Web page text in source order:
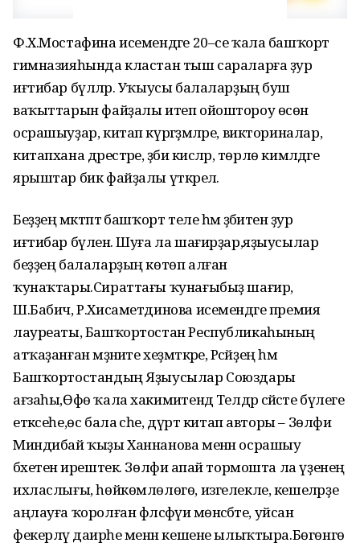
Ф.Х.Мостафина исемендәге 20–се ҡала башҡорт
гимназияһында кластан тыш сараларға ҙур
иғтибар бүләләр. Уҡыусы балаларҙың буш
ваҡыттарын файҙалы итеп ойоштороу өсөн
осрашыуҙар, китап күргәҙмәләре, викториналар,
китапхана дәрестәре, әҙәби кисәләр, төрлө кимәлдәге
ярыштар бик файҙалы үткәрелә.
Беҙҙең мәктәптә башҡорт теле һәм әҙәбиәтенә ҙур
иғтибар бүленә. Шуға ла шағирҙар,яҙыусылар
беҙҙең балаларҙың көтөп алған
ҡунаҡтары.Сираттағы ҡунағыбыҙ шағирә,
Ш.Бабич, Р.Хисаметдинова исемендәге премия
лауреаты, Башҡортостан Республикаһының
атҡаҙанған мәҙәниәте хеҙмәткәре, Рәсәйҙең һәм
Башҡортостандың Яҙыусылар Союздары
ағзаһы,Өфө ҡала хакимиәтендә Телдәр сәйәсәте бүлеге
етәксеһе,өс бала әсәһе, дүрт китап авторы – Зөлфиә
Миндибай ҡыҙы Ханнанова менән осрашыу
бәхетенә ирештек. Зөлфиә апай тормошта ла үҙенең
ихласлығы, һөйкөмлөлөгө, изгелекле, кешеләрҙе
аңлауға ҡоролған фәлсәфәүи мөнәсәбәте, уйсан
фекерләү даирәһе менән кешене ылыҡтыра.Бөгөнгө